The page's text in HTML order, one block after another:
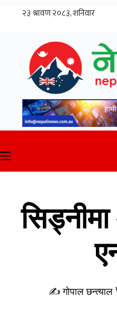
✍ गोपाल छन्त्याल